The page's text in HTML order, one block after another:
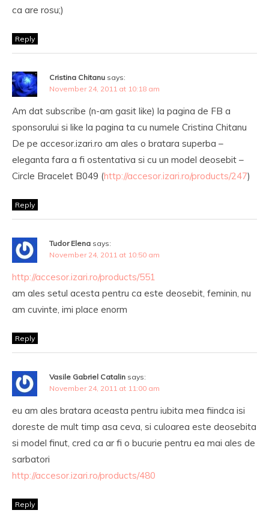
ca are rosu;)
Reply
Cristina Chitanu says:
November 24, 2011 at 10:18 am
Am dat subscribe (n-am gasit like) la pagina de FB a
sponsorului si like la pagina ta cu numele Cristina Chitanu
De pe accesor.izari.ro am ales o bratara superba –
eleganta fara a fi ostentativa si cu un model deosebit –
Circle Bracelet B049 (http://accesor.izari.ro/products/247)
Reply
Tudor Elena says:
November 24, 2011 at 10:50 am
http://accesor.izari.ro/products/551
am ales setul acesta pentru ca este deosebit, feminin, nu
am cuvinte, imi place enorm
Reply
Vasile Gabriel Catalin says:
November 24, 2011 at 11:00 am
eu am ales bratara aceasta pentru iubita mea fiindca isi
doreste de mult timp asa ceva, si culoarea este deosebita
si model finut, cred ca ar fi o bucurie pentru ea mai ales de
sarbatori
http://accesor.izari.ro/products/480
Reply